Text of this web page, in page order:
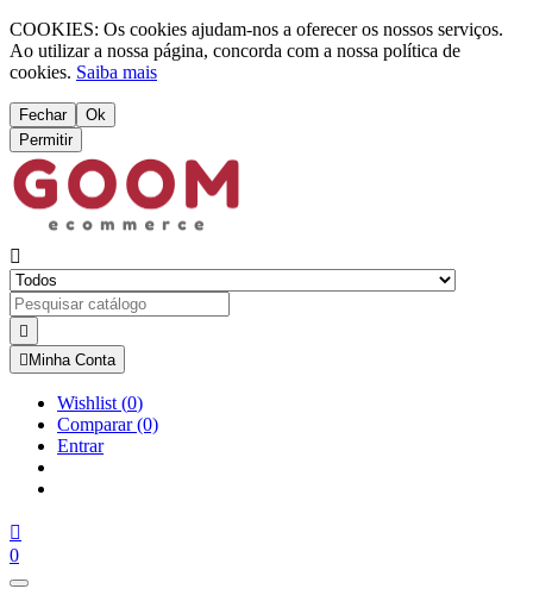
COOKIES: Os cookies ajudam-nos a oferecer os nossos serviços.
Ao utilizar a nossa página, concorda com a nossa política de
cookies. Saiba mais
Fechar
Ok
Permitir


 Minha Conta
Wishlist (0)
Comparar(0)
Entrar

0